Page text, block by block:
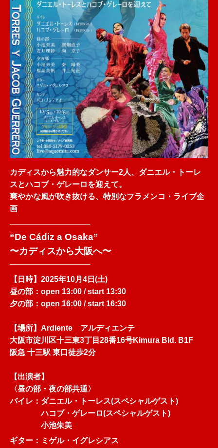
カディスから魅力的なダンサー2人、ダニエル・トーレ
スとハコブ・ゲレーロを迎えて。
爽やかな風が吹き抜ける、特別なフラメンコ・ライブ企
画
───────────────
“De Cádiz a Osaka”
〜カディスから大阪へ〜
───────────────
【日時】2025年10月4日(土)
昼の部：open 13:00 / start 13:30
夕の部：open 16:00 / start 16:30
【場所】Ardiente アルディエンテ
大阪市淀川区十三東3丁目28番16号Kimura Bld. B1F
阪急 十三駅 東口徒歩2分
【出演者】
〈昼の部・夜の部共通〉
バイレ：ダニエル・トーレス(スペシャルゲスト)
ハコブ・ゲレーロ(スペシャルゲスト)
小池朱美
ギター：ミゲル・イグレシアス